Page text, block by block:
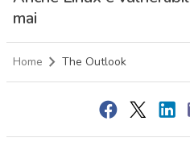
mai
Home The Outlook